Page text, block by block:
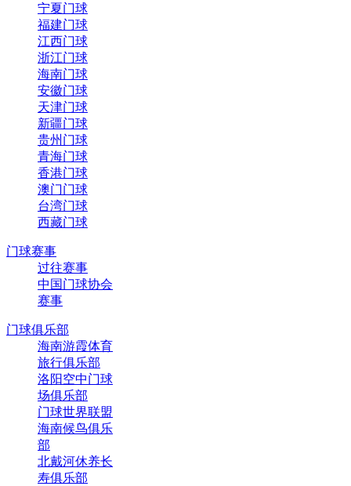
宁夏门球
福建门球
江西门球
浙江门球
海南门球
安徽门球
天津门球
新疆门球
贵州门球
青海门球
香港门球
澳门门球
台湾门球
西藏门球
门球赛事
过往赛事
中国门球协会
赛事
门球俱乐部
海南游霞体育
旅行俱乐部
洛阳空中门球
场俱乐部
门球世界联盟
海南候鸟俱乐
部
北戴河休养长
寿俱乐部